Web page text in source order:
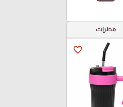
مطرات
favorite_border